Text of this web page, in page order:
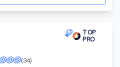
TOP
PRO
(34)